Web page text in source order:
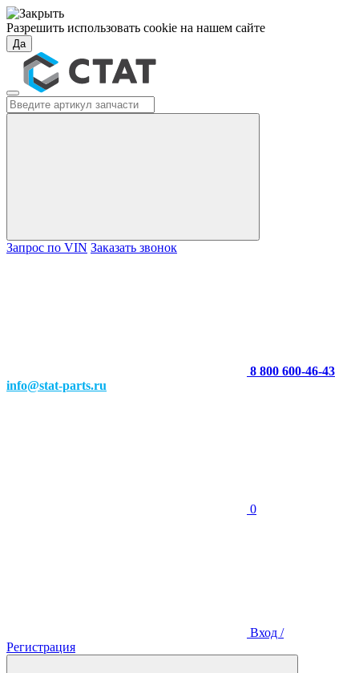
Разрешить использовать cookie на нашем сайте
Да
Запрос по VIN Заказать звонок
8 800 600-46-43
info@stat-parts.ru
0
Вход /
Регистрация